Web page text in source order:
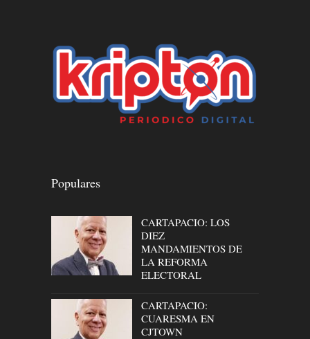
Populares
CARTAPACIO: LOS
DIEZ
MANDAMIENTOS DE
LA REFORMA
ELECTORAL
CARTAPACIO:
CUARESMA EN
CJTOWN